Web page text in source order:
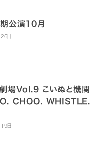
公演10月
日
場Vol.9 こいぬと機関
CHOO. WHISTLE.
日